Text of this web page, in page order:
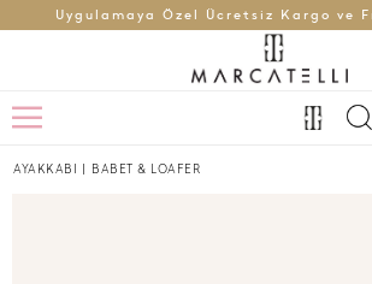
Uygulamaya Özel Ücretsiz Kargo ve
AYAKKABI | BABET & LOAFER